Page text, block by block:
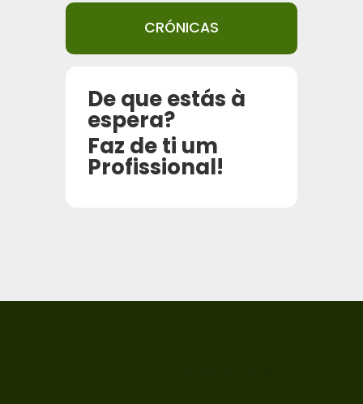
CRÓNICAS
De que estás à
espera?
Faz de ti um
Profissional!